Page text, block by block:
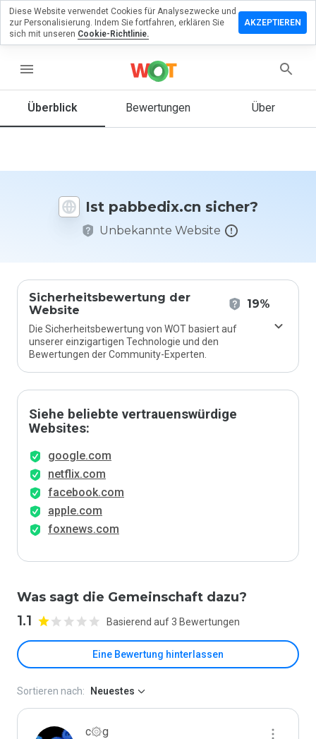
menu
Überblick Bewertungen Über
Ist pabbedix.cn sicher?
Unbekannte Website
Sicherheitsbewertung der
Website
19%
Die Sicherheitsbewertung von WOT basiert auf
unserer einzigartigen Technologie und den
Bewertungen der Community-Experten.
Siehe beliebte vertrauenswürdige
Websites:
google.com
netflix.com
facebook.com
apple.com
foxnews.com
Was sagt die Gemeinschaft dazu?
1.1 Basierend auf 3 Bewertungen
Eine Bewertung hinterlassen
eine
würden
Skala von
Sortieren nach: Neuestes
c۞g
Diese Website verwendet Cookies für Analysezwecke und
zur Personalisierung. Indem Sie fortfahren, erklären Sie
sich mit unseren Cookie-Richtlinie.
AKZEPTIEREN